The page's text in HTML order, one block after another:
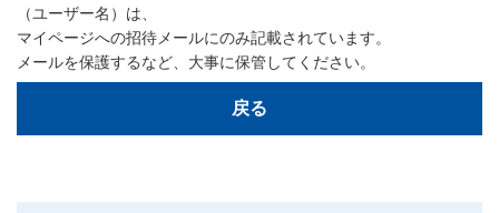
（ユーザー名）は、
マイページへの招待メールにのみ記載されています。
メールを保護するなど、大事に保管してください。
戻る